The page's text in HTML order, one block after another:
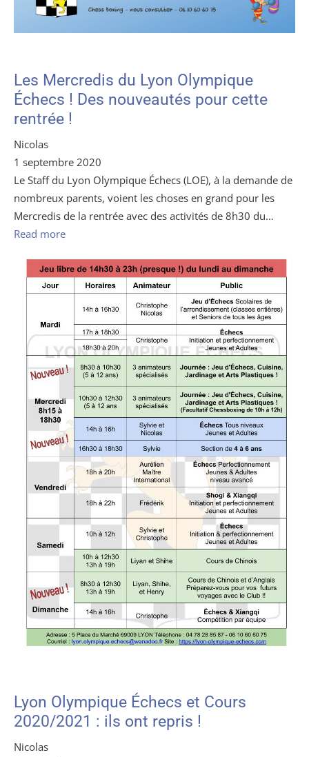
Les Mercredis du Lyon Olympique
Échecs ! Des nouveautés pour cette
rentrée !
Nicolas
1 septembre 2020
Le Staff du Lyon Olympique Échecs (LOE), à la demande de
nombreux parents, voient les choses en grand pour les
Mercredis de la rentrée avec des activités de 8h30 du…
Read more
Lyon Olympique Échecs et Cours
2020/2021 : ils ont repris !
Nicolas